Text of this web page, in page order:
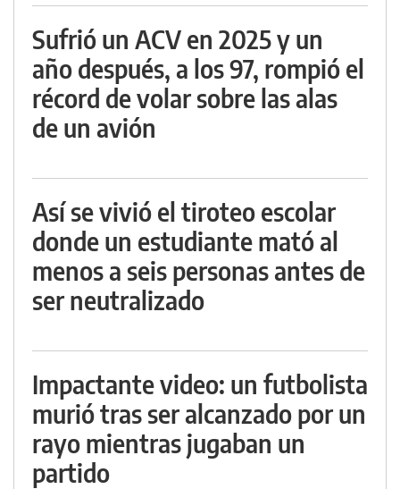
Sufrió un ACV en 2025 y un
año después, a los 97, rompió el
récord de volar sobre las alas
de un avión
Así se vivió el tiroteo escolar
donde un estudiante mató al
menos a seis personas antes de
ser neutralizado
Impactante video: un futbolista
murió tras ser alcanzado por un
rayo mientras jugaban un
partido